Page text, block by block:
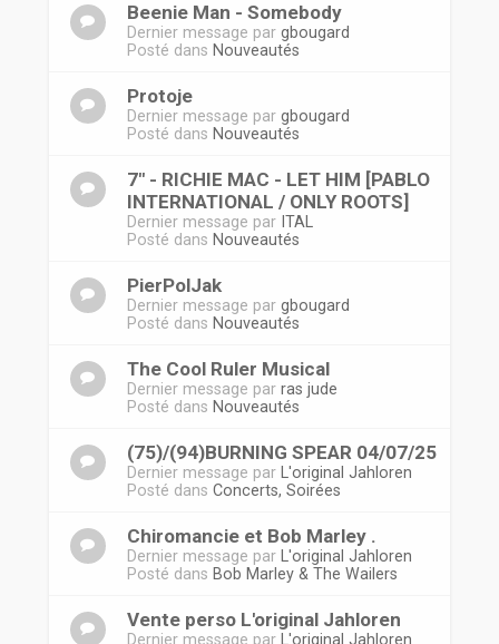
Beenie Man - Somebody
Dernier message par gbougard
Posté dans Nouveautés
Protoje
Dernier message par gbougard
Posté dans Nouveautés
7" - RICHIE MAC - LET HIM [PABLO
INTERNATIONAL / ONLY ROOTS]
Dernier message par ITAL
Posté dans Nouveautés
PierPolJak
Dernier message par gbougard
Posté dans Nouveautés
The Cool Ruler Musical
Dernier message par ras jude
Posté dans Nouveautés
(75)/(94)BURNING SPEAR 04/07/25
Dernier message par
L'original Jahloren
Posté dans Concerts, Soirées
Chiromancie et Bob Marley .
Dernier message par
L'original Jahloren
Posté dans Bob Marley & The Wailers
Vente perso L'original Jahloren
Dernier message par
L'original Jahloren